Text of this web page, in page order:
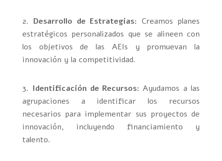
Desarrollo de Estrategias: Creamos planes
estratégicos personalizados que se alineen con
los objetivos de las AEIs y promuevan la
innovación y la competitividad.
Identificación de Recursos: Ayudamos a las
agrupaciones a identificar los recursos
necesarios para implementar sus proyectos de
innovación, incluyendo financiamiento y
talento.